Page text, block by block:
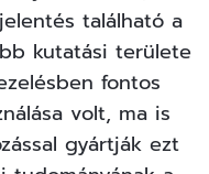
található a
kutatási területe
fontos
volt, ma is
gyártják ezt